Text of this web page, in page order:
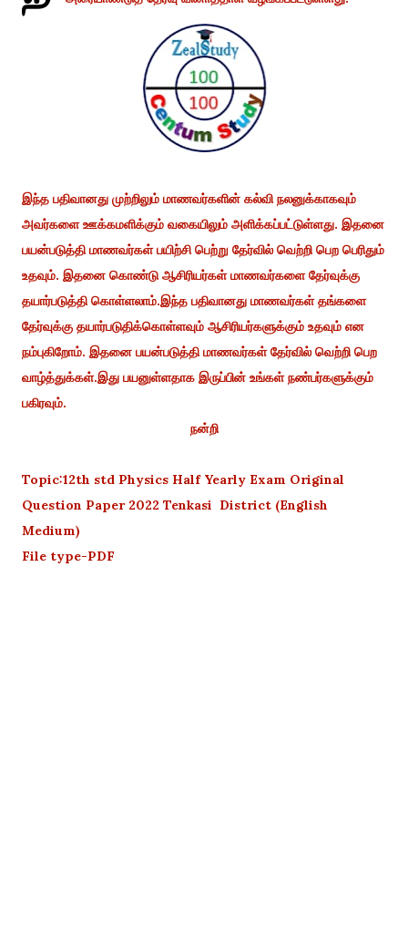
இந்த பதிவானது முற்றிலும் மாணவர்களின் கல்வி நலனுக்காகவும்
அவர்களை ஊக்கமளிக்கும் வகையிலும் அளிக்கப்பட்டுள்ளது. இதனை
பயன்படுத்தி மாணவர்கள் பயிற்சி பெற்று தேர்வில் வெற்றி பெற பெரிதும்
உதவும். இதனை கொண்டு ஆசிரியர்கள் மாணவர்களை தேர்வுக்கு
தயார்படுத்தி கொள்ளலாம்.இந்த பதிவானது மாணவர்கள் தங்களை
தேர்வுக்கு தயார்படுதிக்கொள்ளவும் ஆசிரியர்களுக்கும் உதவும் என
நம்புகிறோம். இதனை பயன்படுத்தி மாணவர்கள் தேர்வில் வெற்றி பெற
வாழ்த்துக்கள்.இது பயனுள்ளதாக இருப்பின் உங்கள் நண்பர்களுக்கும்
பகிரவும்.
நன்றி
Topic:12th std Physics Half Yearly Exam Original
Question Paper 2022 Tenkasi District (English
Medium)
File type-PDF